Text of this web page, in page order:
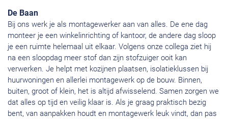
De Baan
Bij ons werk je als montagewerker aan van alles. De ene dag
monteer je een winkelinrichting of kantoor, de andere dag sloop
je een ruimte helemaal uit elkaar. Volgens onze collega ziet hij
na een sloopdag meer stof dan zijn stofzuiger ooit kan
verwerken. Je helpt met kozijnen plaatsen, isolatieklussen bij
huurwoningen en allerlei montagewerk op de bouw. Binnen,
buiten, groot of klein, het is altijd afwisselend. Samen zorgen we
dat alles op tijd en veilig klaar is. Als je graag praktisch bezig
bent, van aanpakken houdt en montagewerk leuk vindt, dan pas